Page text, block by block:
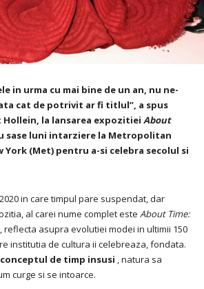
in urma cu mai bine de un an, nu ne-
cat de potrivit ar fi titlul”, a spus
Hollein, la lansarea expozitiei About
sase luni intarziere la Metropolitan
York (Met) pentru a-si celebra secolul si
in care timpul pare suspendat, dar
al carei nume complet este About Time:
reflecta asupra evolutiei modei in ultimii 150
institutia de cultura ii celebreaza, fondata.
conceptul de timp insusi , natura sa
curge si se intoarce.